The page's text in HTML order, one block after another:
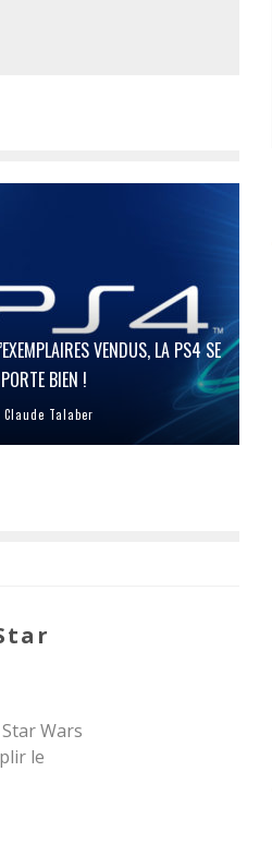
VENDUS, LA PS4 SE
PORTE BIEN !
Claude Talaber
Wars
le
DE L’AVENT – UNE